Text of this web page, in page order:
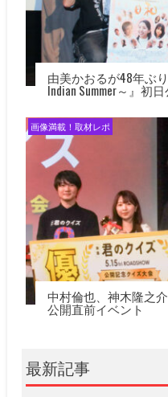
由美かおるが48年ぶ
Indian Summer～』初
画像満載！取材レポ
中村倫也、神木隆之
公開直前イベント
最新記事